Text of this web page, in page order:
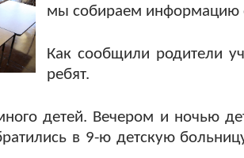
мы собираем информацию
Как сообщили родители
ребят.
детей. Вечером и ночью
в 9-ю детскую